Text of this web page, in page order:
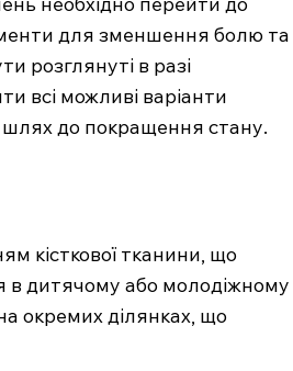
для зменшення болю та
розглянуті в разі
всі можливі варіанти
шлях до покращення стану.
кісткової тканини, що
в дитячому або молодіжному
окремих ділянках, що